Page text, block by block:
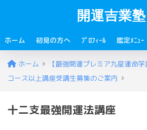
開運吉業塾
ホーム 初見の方へ ﾌﾟﾛﾌｨｰﾙ 鑑定ﾒﾆｭｰ
ホーム
【最強開運プレミア九星運命
コース以上講座受講生募集のご案内
十二支最強開運法講座